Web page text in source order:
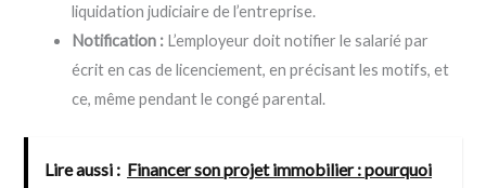
liquidation judiciaire de l’entreprise.
Notification : L’employeur doit notifier le salarié par
écrit en cas de licenciement, en précisant les motifs, et
ce, même pendant le congé parental.
Lire aussi : Financer son projet immobilier : pourquoi